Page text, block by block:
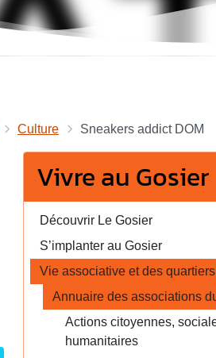
Culture Sneakers addict DOM
Vivre au Gosier
Découvrir Le Gosier
S’implanter au Gosier
Vie associative et des quartiers
Annuaire des associations
Actions citoyennes,
humanitaires